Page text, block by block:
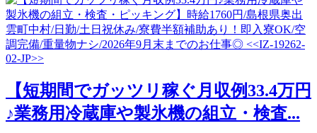
【短期間でガッツリ稼ぐ月収例33.4万円
♪業務用冷蔵庫や製氷機の組立・検査...